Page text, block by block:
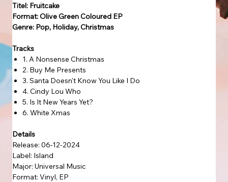
Titel: Fruitcake
Format: Olive Green Coloured EP
Genre: Pop, Holiday, Christmas
Tracks
1. A Nonsense Christmas
2. Buy Me Presents
3. Santa Doesn't Know You Like I Do
4. Cindy Lou Who
5. Is It New Years Yet?
6. White Xmas
Details
Release: 06-12-2024
Label: Island
Major: Universal Music
Format: Vinyl, EP